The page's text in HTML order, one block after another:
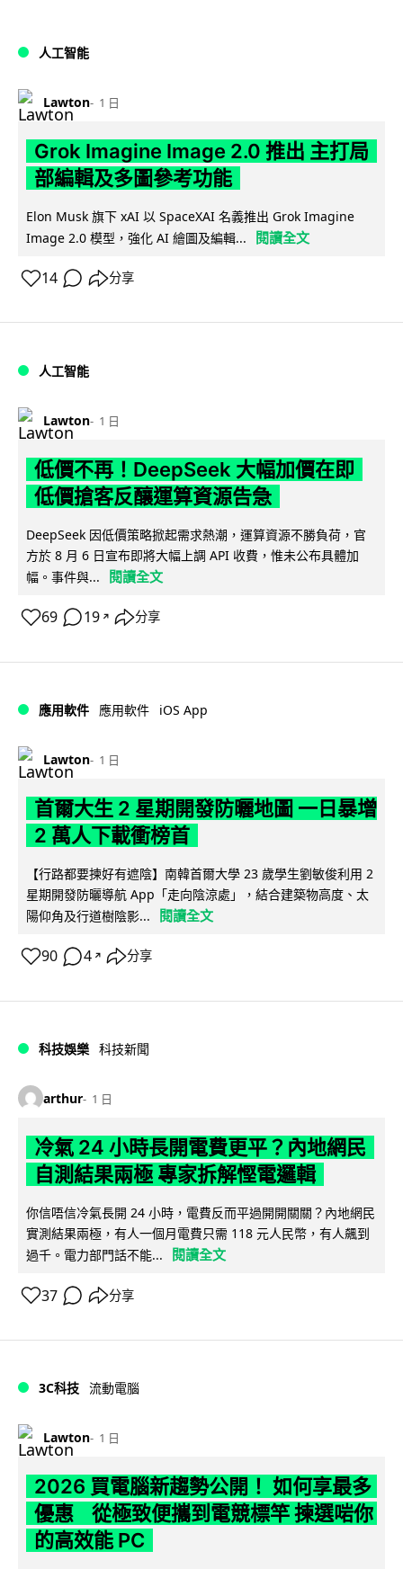
人工智能
Lawton 1 日
Grok Imagine Image 2.0 推出 主打局
部編輯及多圖參考功能
Elon Musk 旗下 xAI 以 SpaceXAI 名義推出 Grok Imagine
Image 2.0 模型，強化 AI 繪圖及編輯...
閱讀全文
14 分享
人工智能
Lawton 1 日
低價不再！DeepSeek 大幅加價在即
低價搶客反釀運算資源告急
DeepSeek 因低價策略掀起需求熱潮，運算資源不勝負荷，官
方於 8 月 6 日宣布即將大幅上調 API 收費，惟未公布具體加
幅。事件與...
閱讀全文
69 19 ↗ 分享
應用軟件 應用軟件 iOS App
Lawton 1 日
首爾大生 2 星期開發防曬地圖 一日暴增
2 萬人下載衝榜首
【行路都要揀好有遮陰】南韓首爾大學 23 歲學生劉敏俊利用 2
星期開發防曬導航 App「走向陰涼處」，結合建築物高度、太
陽仰角及行道樹陰影...
閱讀全文
90 4 ↗ 分享
科技娛樂 科技新聞
arthur 1 日
冷氣 24 小時長開電費更平？內地網民
自測結果兩極 專家拆解慳電邏輯
你信唔信冷氣長開 24 小時，電費反而平過開開關關？內地網民
實測結果兩極，有人一個月電費只需 118 元人民幣，有人飆到
過千。電力部門話不能...
閱讀全文
37 分享
3C科技 流動電腦
Lawton 1 日
2026 買電腦新趨勢公開！ 如何享最多
優惠 從極致便攜到電競標竿 揀選啱你
的高效能 PC